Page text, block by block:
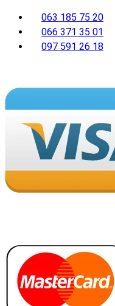
063 185 75 20
066 371 35 01
097 591 26 18